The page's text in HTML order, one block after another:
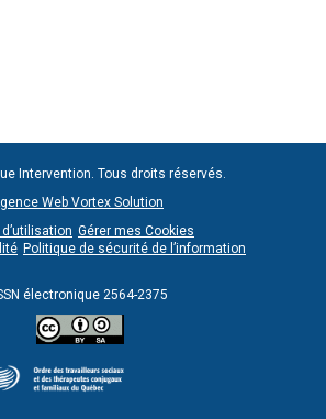
Intervention. Tous droits réservés.
Web Vortex Solution
Gérer mes Cookies
Politique de sécurité de l’information
électronique 2564-2375